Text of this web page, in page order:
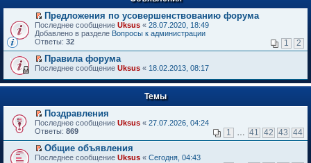
П
е
р
й
т
и
к
п
р
о
м
у
н
е
Предложения по усовершенствованию форума
Последнее сообщение Uksus « 28.07.2020, 18:49
Добавлено в разделе Вопросы к администрации
Ответы: 32 1 2
П
р
т
и
к
п
е
р
в
Правила форума
Последнее сообщение Uksus « 18.02.2013, 08:17
Темы
П
е
е
й
Поздравления
Последнее сообщение Uksus « 27.07.2026, 04:24
Ответы: 869 1 41 42 43 44
П
Общие объявления
Последнее сообщение Uksus « Сегодня, 04:43